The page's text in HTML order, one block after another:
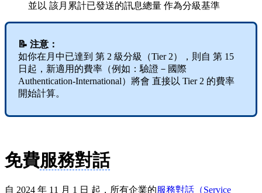
並以 該月累計已發送的訊息總量 作為分級基準
📝 注意：
如你在月中已達到 第 2 級分級（Tier 2），則自 第 15
日起，新適用的費率（例如：驗證－國際
Authentication-International）將會 直接以 Tier 2 的費率
開始計算。
免費服務對話
自 2024 年 11 月 1 日 起，所有企業的服務對話 （Service